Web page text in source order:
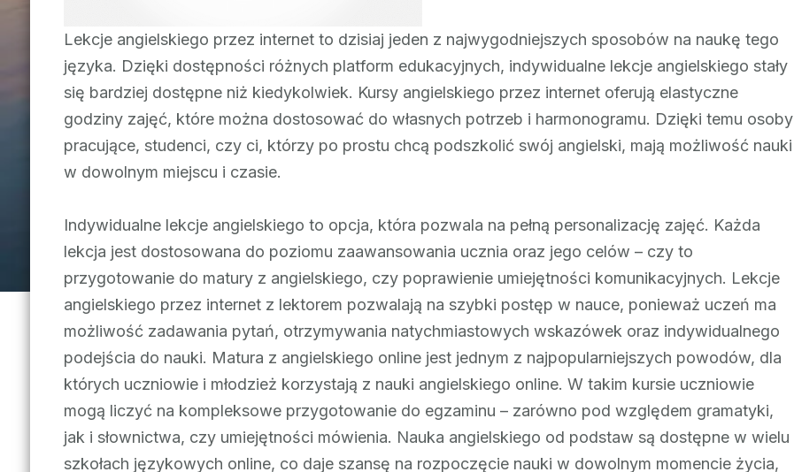
Lekcje angielskiego przez internet to dzisiaj jeden z najwygodniejszych sposobów na naukę tego
języka. Dzięki dostępności różnych platform edukacyjnych, indywidualne lekcje angielskiego stały
się bardziej dostępne niż kiedykolwiek. Kursy angielskiego przez internet oferują elastyczne
godziny zajęć, które można dostosować do własnych potrzeb i harmonogramu. Dzięki temu osoby
pracujące, studenci, czy ci, którzy po prostu chcą podszkolić swój angielski, mają możliwość nauki
w dowolnym miejscu i czasie.
Indywidualne lekcje angielskiego to opcja, która pozwala na pełną personalizację zajęć. Każda
lekcja jest dostosowana do poziomu zaawansowania ucznia oraz jego celów – czy to
przygotowanie do matury z angielskiego, czy poprawienie umiejętności komunikacyjnych. Lekcje
angielskiego przez internet z lektorem pozwalają na szybki postęp w nauce, ponieważ uczeń ma
możliwość zadawania pytań, otrzymywania natychmiastowych wskazówek oraz indywidualnego
podejścia do nauki. Matura z angielskiego online jest jednym z najpopularniejszych powodów, dla
których uczniowie i młodzież korzystają z nauki angielskiego online. W takim kursie uczniowie
mogą liczyć na kompleksowe przygotowanie do egzaminu – zarówno pod względem gramatyki,
jak i słownictwa, czy umiejętności mówienia. Nauka angielskiego od podstaw są dostępne w wielu
szkołach językowych online, co daje szansę na rozpoczęcie nauki w dowolnym momencie życia,